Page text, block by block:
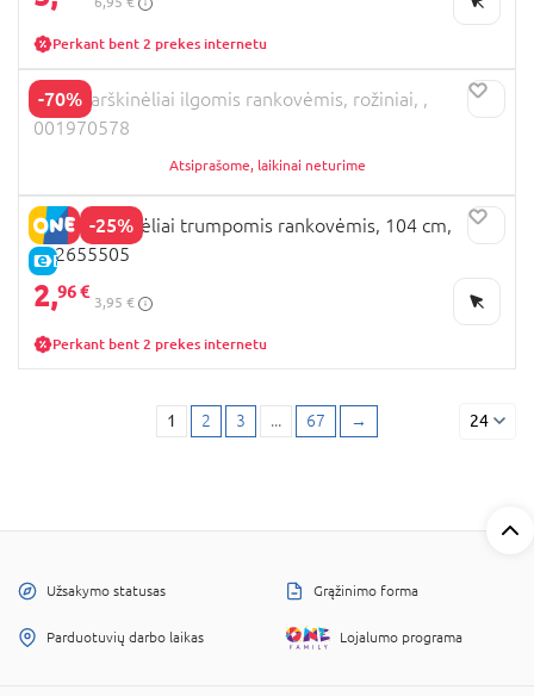
Perkant bent 2 prekes internetu
-70%
OVS marškinėliai ilgomis rankovėmis, rožiniai, ,
001970578
Atsiprašome, laikinai neturime
-25%
E-KAINA
OVS marškinėliai trumpomis rankovėmis, 104 cm,
002655505
2,96 €
3,95 €
Perkant bent 2 prekes internetu
1 2 3 ... 67 → 24
Užsakymo statusas Grąžinimo forma
Parduotuvių darbo laikas Lojalumo programa